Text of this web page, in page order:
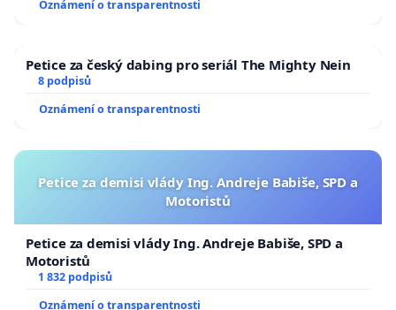
Oznámení o transparentnosti
Petice za český dabing pro seriál The Mighty Nein
8 podpisů
Oznámení o transparentnosti
Petice za demisi vlády Ing. Andreje Babiše, SPD a
Motoristů
Petice za demisi vlády Ing. Andreje Babiše, SPD a
Motoristů
1 832 podpisů
Oznámení o transparentnosti